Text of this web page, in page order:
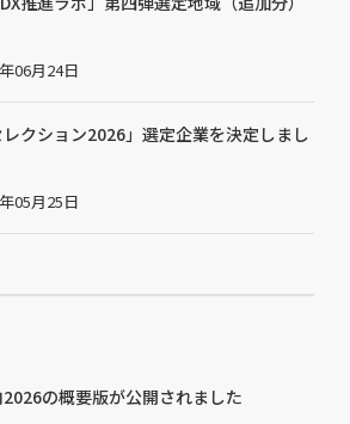
06月24日
レクション2026」選定企業を決定しまし
05月25日
2026の概要版が公開されました